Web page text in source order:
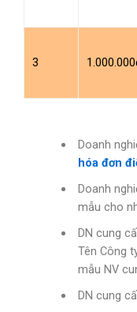
3
Doanh
hóa đơn
Doanh
mẫu cho
DN cung
Tên Công
mẫu NV
DN cung